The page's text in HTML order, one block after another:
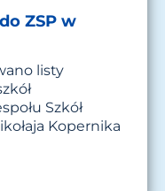
ZSP w
listy
Szkół
Kopernika